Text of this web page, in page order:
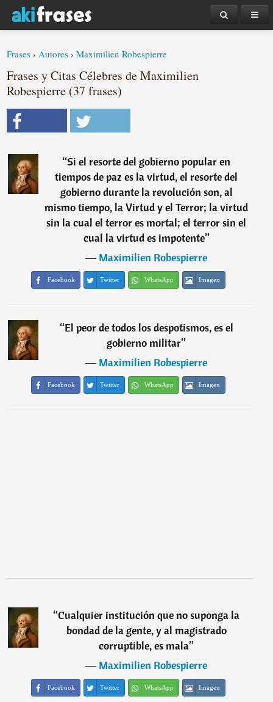
Frases ›Autores ›Maximilien Robespierre
Frases y Citas Célebres de Maximilien
Robespierre (37 frases)
“Si el resorte del gobierno popular en
tiempos de paz es la virtud, el resorte del
gobierno durante la revolución son, al
mismo tiempo, la Virtud y el Terror; la virtud
sin la cual el terror es mortal; el terror sin el
cual la virtud es impotente”
―Maximilien Robespierre
Facebook Twitter WhatsApp Imagen
“El peor de todos los despotismos, es el
gobierno militar”
―Maximilien Robespierre
Facebook Twitter WhatsApp Imagen
“Cualquier institución que no suponga la
bondad de la gente, y al magistrado
corruptible, es mala”
―Maximilien Robespierre
Facebook Twitter WhatsApp Imagen